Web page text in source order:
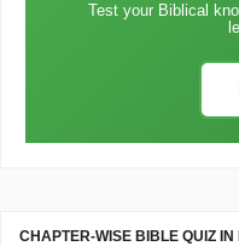
Test your Biblical
CHAPTER-WISE BIBLE QUIZ